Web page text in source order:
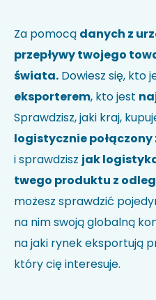
Za pomocą danych z
przepływy twojego
świata. Dowiesz się, kto
eksporterem, kto jest
Sprawdzisz, jaki kraj,
logistycznie
i sprawdzisz jak
twego produktu z
możesz sprawdzić
na nim swoją globalną
na jaki rynek eksportują
który cię interesuje.